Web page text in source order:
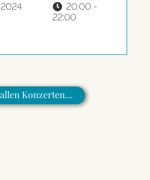
20:00 -
22:00
Konzerten…